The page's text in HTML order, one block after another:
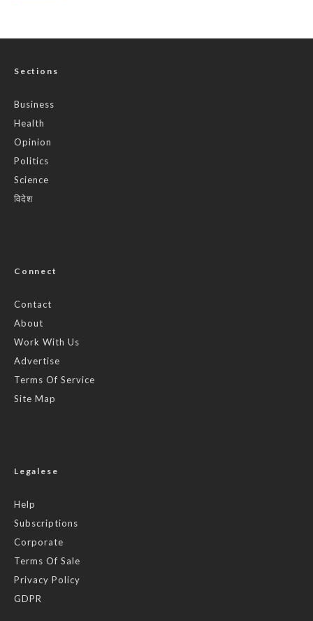
Sections
Business
Health
Opinion
Politics
Science
विदेश
Connect
Contact
About
Work With Us
Advertise
Terms Of Service
Site Map
Legalese
Help
Subscriptions
Corporate
Terms Of Sale
Privacy Policy
GDPR